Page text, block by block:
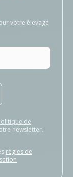
votre élevage
de
newsletter.
règles de